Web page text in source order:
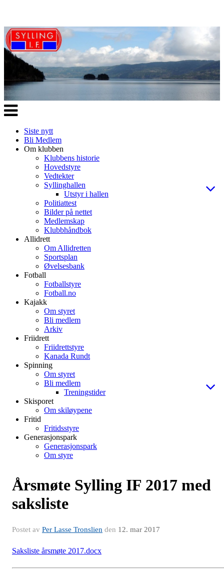
Veksle
navigasjon
Siste nytt
Bli Medlem
Om klubben
Klubbens historie
Hovedstyre
Vedtekter
Syllinghallen
Utstyr i hallen
Politiattest
Bilder på nettet
Medlemskap
Klubbhåndbok
Allidrett
Om Allidretten
Sportsplan
Øvelsesbank
Fotball
Fotballstyre
Fotball.no
Kajakk
Om styret
Bli medlem
Arkiv
Friidrett
Friidrettstyre
Kanada Rundt
Spinning
Om styret
Bli medlem
Treningstider
Skisporet
Om skiløypene
Fritid
Fritidsstyre
Generasjonspark
Generasjonspark
Om styre
Årsmøte Sylling IF 2017 med
saksliste
Postet av Per Lasse Tronslien den 12. mar 2017
Saksliste årsmøte 2017.docx